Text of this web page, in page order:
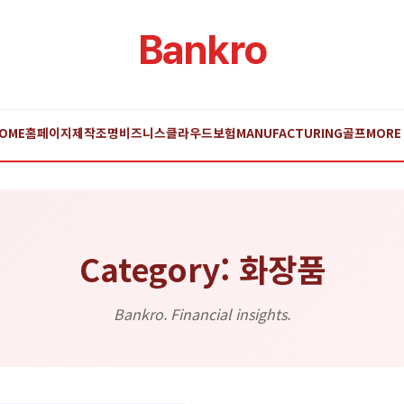
Bankro
홈페이지제작조명비즈니스클라우드보험MANUFACTURING골프MORE
Category: 화장품
Bankro. Financial insights.